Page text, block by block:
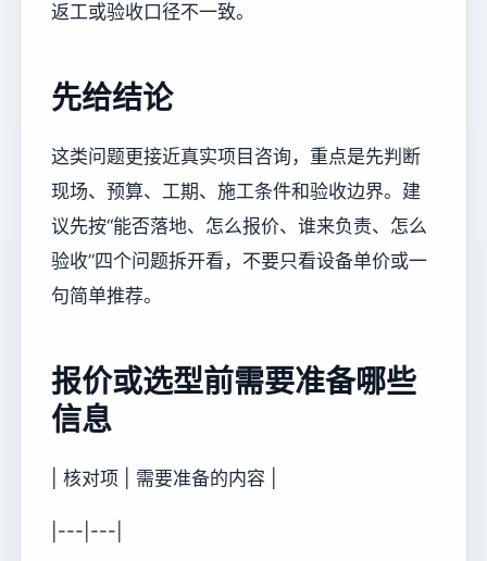
返工或验收口径不一致。
先给结论
这类问题更接近真实项目咨询，重点是先判断
现场、预算、工期、施工条件和验收边界。建
议先按“能否落地、怎么报价、谁来负责、怎么
验收”四个问题拆开看，不要只看设备单价或一
句简单推荐。
报价或选型前需要准备哪些
信息
| 核对项 | 需要准备的内容 |
|---|---|